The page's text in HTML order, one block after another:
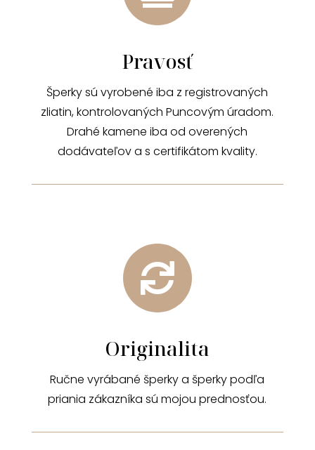
Pravosť
Šperky sú vyrobené iba z registrovaných
zliatin, kontrolovaných Puncovým úradom.
Drahé kamene iba od overených
dodávateľov a s certifikátom kvality.

Originalita
Ručne vyrábané šperky a šperky podľa
priania zákazníka sú mojou prednosťou.